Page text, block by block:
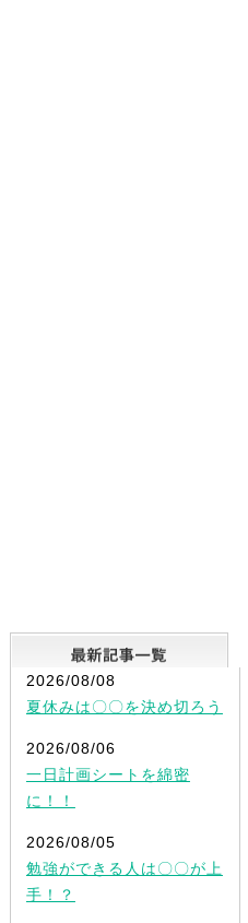
2026/08/08
夏休みは〇〇を決め切ろう
2026/08/06
一日計画シートを綿密
に！！
2026/08/05
勉強ができる人は〇〇が上
手！？